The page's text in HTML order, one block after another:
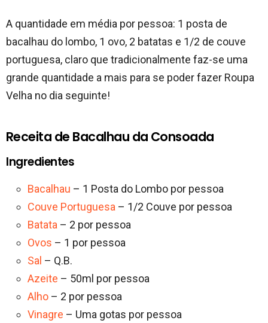
A quantidade em média por pessoa: 1 posta de
bacalhau do lombo, 1 ovo, 2 batatas e 1/2 de couve
portuguesa, claro que tradicionalmente faz-se uma
grande quantidade a mais para se poder fazer Roupa
Velha no dia seguinte!
Receita de Bacalhau da Consoada
Ingredientes
Bacalhau – 1 Posta do Lombo por pessoa
Couve Portuguesa – 1/2 Couve por pessoa
Batata – 2 por pessoa
Ovos – 1 por pessoa
Sal – Q.B.
Azeite – 50ml por pessoa
Alho – 2 por pessoa
Vinagre – Uma gotas por pessoa